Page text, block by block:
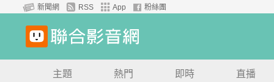
新聞網 RSS App 粉絲團
主題 熱門 即時 直播